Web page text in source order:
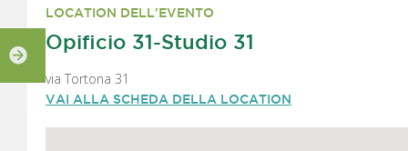
LOCATION DELL'EVENTO
Opificio 31-Studio 31
via Tortona 31
VAI ALLA SCHEDA DELLA LOCATION